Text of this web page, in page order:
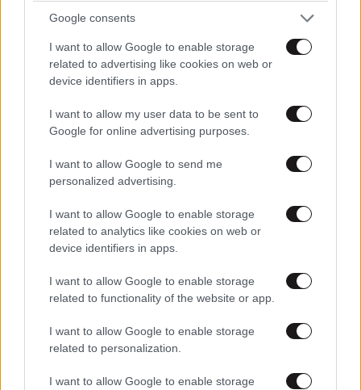
Google consents
I want to allow Google to enable storage
related to advertising like cookies on web or
device identifiers in apps.
I want to allow my user data to be sent to
Google for online advertising purposes.
I want to allow Google to send me
personalized advertising.
I want to allow Google to enable storage
related to analytics like cookies on web or
device identifiers in apps.
I want to allow Google to enable storage
related to functionality of the website or app.
I want to allow Google to enable storage
related to personalization.
I want to allow Google to enable storage
ΚΟΣΜΟΣ07·08·2026 23:03
Το φαραωνικών διαστάσεων κτίριο που χτίζει ο
Έλον Μασκ λέγεται Terafab και θα κοστίσει 16,8
δισ. δολάρια
Ογκολόγοι προειδοποιούν: Αυτές οι τροφές,